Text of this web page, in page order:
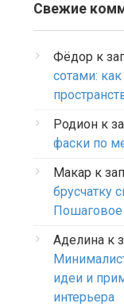
Свежие
Фёдор к
сотами:
Родион к
фаски по
Макар к
брусчатку
Пошаговое
Аделина к
идеи и
интерьера